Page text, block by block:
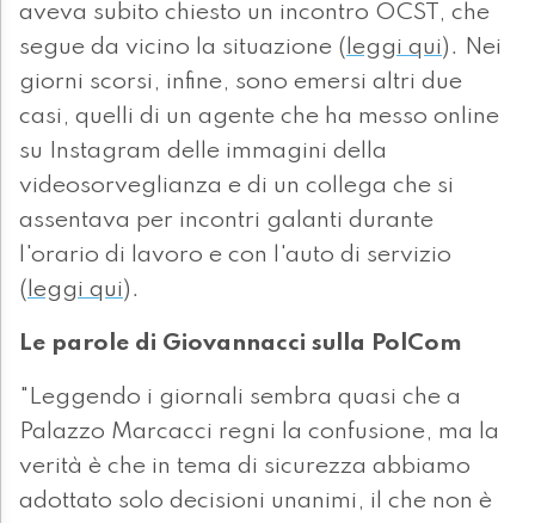
aveva subito chiesto un incontro OCST, che
segue da vicino la situazione (leggi qui). Nei
giorni scorsi, infine, sono emersi altri due
casi, quelli di un agente che ha messo online
su Instagram delle immagini della
videosorveglianza e di un collega che si
assentava per incontri galanti durante
l'orario di lavoro e con l'auto di servizio
(leggi qui).
Le parole di Giovannacci sulla PolCom
"Leggendo i giornali sembra quasi che a
Palazzo Marcacci regni la confusione, ma la
verità è che in tema di sicurezza abbiamo
adottato solo decisioni unanimi, il che non è